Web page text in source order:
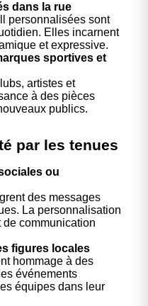
dans la rue
personnalisées sont
Elles incarnent
et expressive.
sportives et
artistes et
à des pièces
publics.
par les tenues
ou
des messages
La personnalisation
communication
figures locales
hommage à des
événements
équipes dans leur